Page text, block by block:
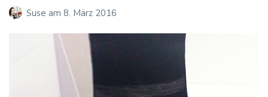
Suse am 8. März 2016